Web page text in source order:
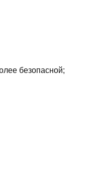
безопасной;